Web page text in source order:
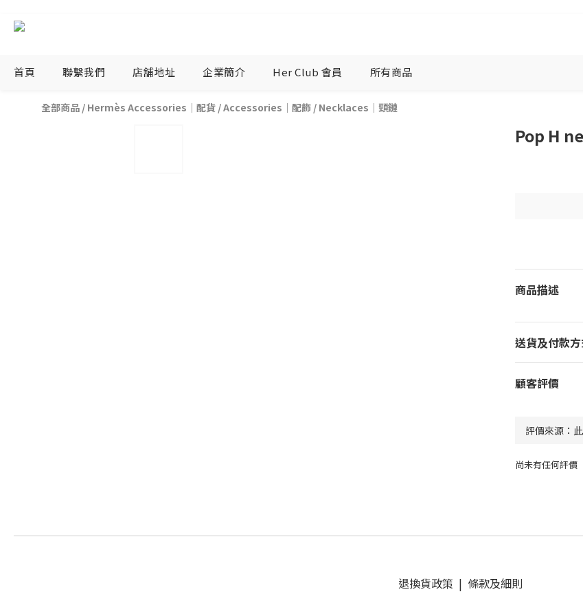
首頁 聯繫我們 店舖地址 企業簡介 Her Club 會員 所有商品
全部商品 / Hermès Accessories｜配貨 /Accessories｜配飾 / Necklaces｜頸鏈
Pop H
商品描述
送貨及付款
顧客評價
尚未有任何評價
退換貨政策 | 條款及細則